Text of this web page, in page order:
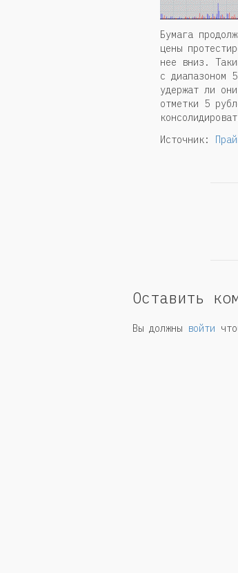
Бумага
цены
нее вниз.
с диапазоном
удержат ли
отметки 5
Источник:
Оставить
Вы должны войти